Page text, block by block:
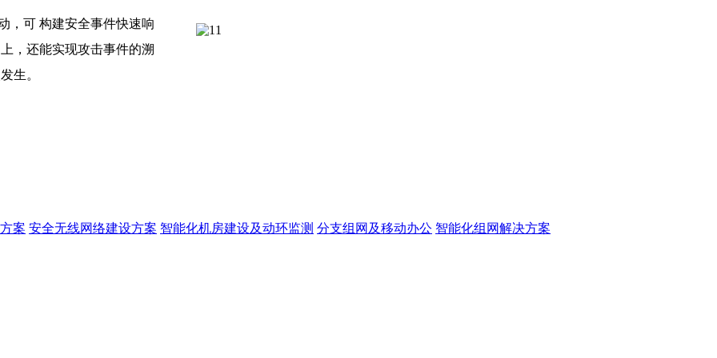
，可 构建安全事件快速响
，还能实现攻击事件的溯
生。
案 安全无线网络建设方案 智能化机房建设及动环监测 分支组网及移动办公 智能化组网解决方案